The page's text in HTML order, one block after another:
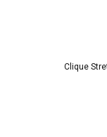
Clique